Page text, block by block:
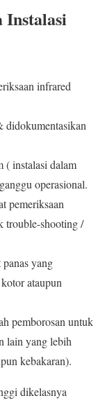
Instalasi
infrared
didokumentasikan
( instalasi dalam
operasional.
pemeriksaan
trouble-shooting /
yang
ataupun
pemborosan untuk
lain yang lebih
kebakaran).
dikelasnya